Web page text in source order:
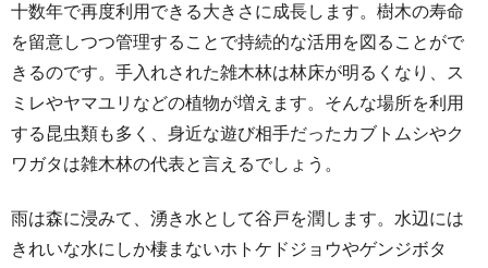
十数年で再度利用できる大きさに成長します。樹木の寿命
を留意しつつ管理することで持続的な活用を図ることがで
きるのです。手入れされた雑木林は林床が明るくなり、ス
ミレやヤマユリなどの植物が増えます。そんな場所を利用
する昆虫類も多く、身近な遊び相手だったカブトムシやク
ワガタは雑木林の代表と言えるでしょう。
雨は森に浸みて、湧き水として谷戸を潤します。水辺には
きれいな水にしか棲まないホトケドジョウやゲンジボタ